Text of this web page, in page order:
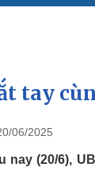
tay
06/2025
nay (20/6),